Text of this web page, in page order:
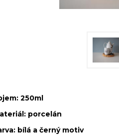
250ml
porcelán
bílá a černý motiv